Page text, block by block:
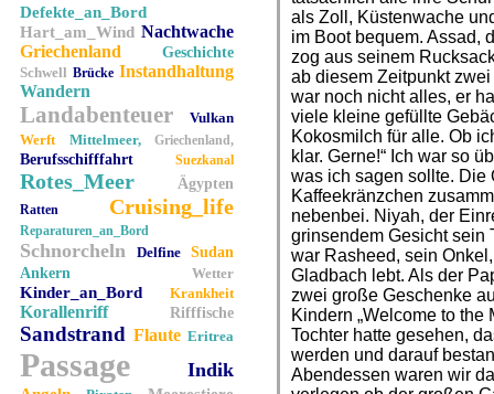
Defekte_an_Bord
Hart_am_Wind Nachtwache
Griechenland
Geschichte
Schwell Brücke Instandhaltung
Wandern
Landabenteuer
Vulkan
Werft
Mittelmeer, Griechenland,
Berufsschifffahrt Suezkanal
Rotes_Meer Ägypten
Ratten Cruising_life
Reparaturen_an_Bord
Schnorcheln Delfine
Sudan
Ankern
Wetter
Kinder_an_Bord Krankheit
Korallenriff Rifffische
Sandstrand Flaute Eritrea
Passage Indik
als Zoll, Küstenwache
im Boot bequem. Assad,
zog aus seinem
ab diesem Zeitpunkt
war noch nicht alles, er
viele kleine gefüllte
Kokosmilch für alle. Ob
klar. Gerne!“ Ich war so
was ich sagen sollte. Die
Kaffeekränzchen
nebenbei. Niyah, der
grinsendem Gesicht sein
war Rasheed, sein
Gladbach lebt. Als der
zwei große Geschenke
Kindern „Welcome to
Tochter hatte gesehen,
werden und darauf
Abendessen waren wir